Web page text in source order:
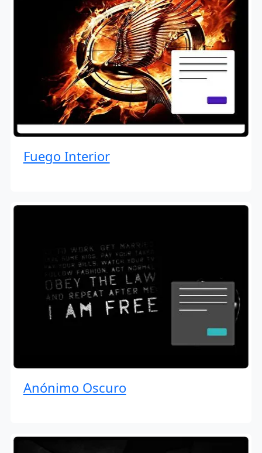
Fuego Interior
Anónimo Oscuro